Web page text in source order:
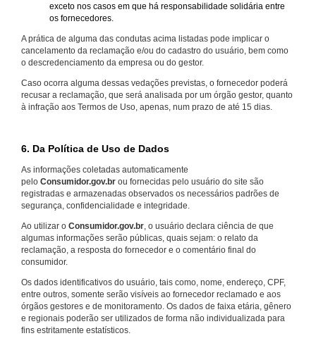
exceto nos casos em que há responsabilidade solidária entre
os fornecedores.
A prática de alguma das condutas acima listadas pode implicar o
cancelamento da reclamação e/ou do cadastro do usuário, bem como
o descredenciamento da empresa ou do gestor.
Caso ocorra alguma dessas vedações previstas, o fornecedor poderá
recusar a reclamação, que será analisada por um órgão gestor, quanto
à infração aos Termos de Uso, apenas, num prazo de até 15 dias.
6. Da Política de Uso de Dados
As informações coletadas automaticamente
pelo Consumidor.gov.br ou fornecidas pelo usuário do site são
registradas e armazenadas observados os necessários padrões de
segurança, confidencialidade e integridade.
Ao utilizar o Consumidor.gov.br , o usuário declara ciência de que
algumas informações serão públicas, quais sejam: o relato da
reclamação, a resposta do fornecedor e o comentário final do
consumidor.
Os dados identificativos do usuário, tais como, nome, endereço, CPF,
entre outros, somente serão visíveis ao fornecedor reclamado e aos
órgãos gestores e de monitoramento. Os dados de faixa etária, gênero
e regionais poderão ser utilizados de forma não individualizada para
fins estritamente estatísticos.